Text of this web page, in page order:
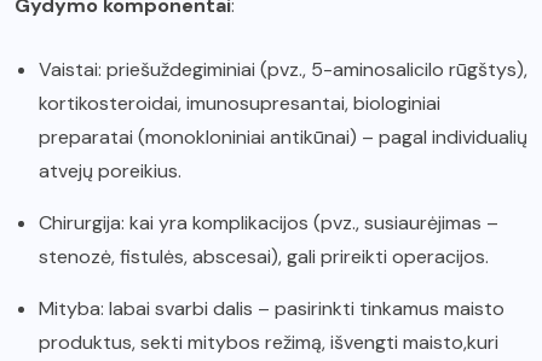
Gydymo komponentai:
Vaistai: priešuždegiminiai (pvz., 5-aminosalicilo rūgštys),
kortikosteroidai, imunosupresantai, biologiniai
preparatai (monokloniniai antikūnai) – pagal individualių
atvejų poreikius.
Chirurgija: kai yra komplikacijos (pvz., susiaurėjimas –
stenozė, fistulės, abscesai), gali prireikti operacijos.
Mityba: labai svarbi dalis – pasirinkti tinkamus maisto
produktus, sekti mitybos režimą, išvengti maisto,kuri